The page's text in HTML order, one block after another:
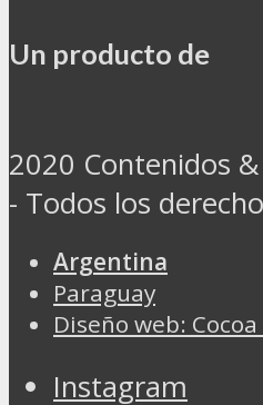
Un producto de
2020 Contenidos
- Todos los
Argentina
Paraguay
Diseño web:
Instagram